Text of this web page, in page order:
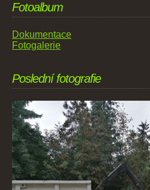
Fotoalbum
Dokumentace
Fotogalerie
Poslední fotografie